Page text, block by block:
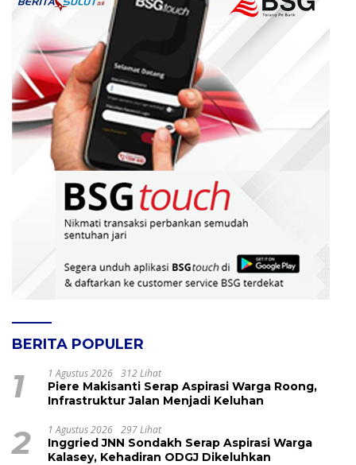
BERITA POPULER
1 1 Agustus 2026 312 Lihat
Piere Makisanti Serap Aspirasi Warga Roong,
Infrastruktur Jalan Menjadi Keluhan
2 1 Agustus 2026 297 Lihat
Inggried JNN Sondakh Serap Aspirasi Warga
Kalasey, Kehadiran ODGJ Dikeluhkan